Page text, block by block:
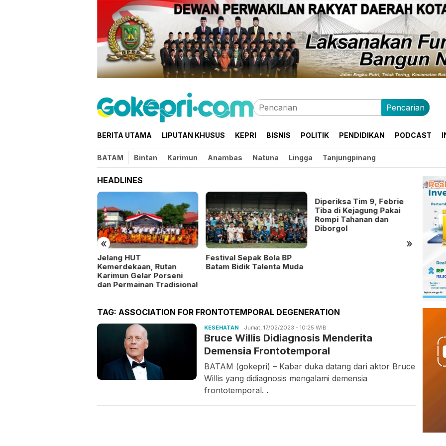
Pencarian
BERITA UTAMA LIPUTAN KHUSUS KEPRI BISNIS POLITIK PENDIDIKAN PODCAST
BATAM Bintan Karimun Anambas Natuna Lingga Tanjungpinang
HEADLINES
« »
Jelang HUT
Kemerdekaan, Rutan
Karimun Gelar Porseni
dan Permainan Tradisional
Festival Sepak Bola BP
Batam Bidik Talenta Muda
Diperiksa Tim 9, Febrie
Tiba di Kejagung Pakai
Rompi Tahanan dan
Diborgol
TAG: ASSOCIATION FOR FRONTOTEMPORAL DEGENERATION
KESEHATAN Candra
Gunawan
Jumat, 17/02/2023 - 10:25 WIB
Bruce Willis Didiagnosis Menderita
Demensia Frontotemporal
BATAM (gokepri) – Kabar duka datang dari aktor Bruce
Willis yang didiagnosis mengalami demensia
frontotemporal. .